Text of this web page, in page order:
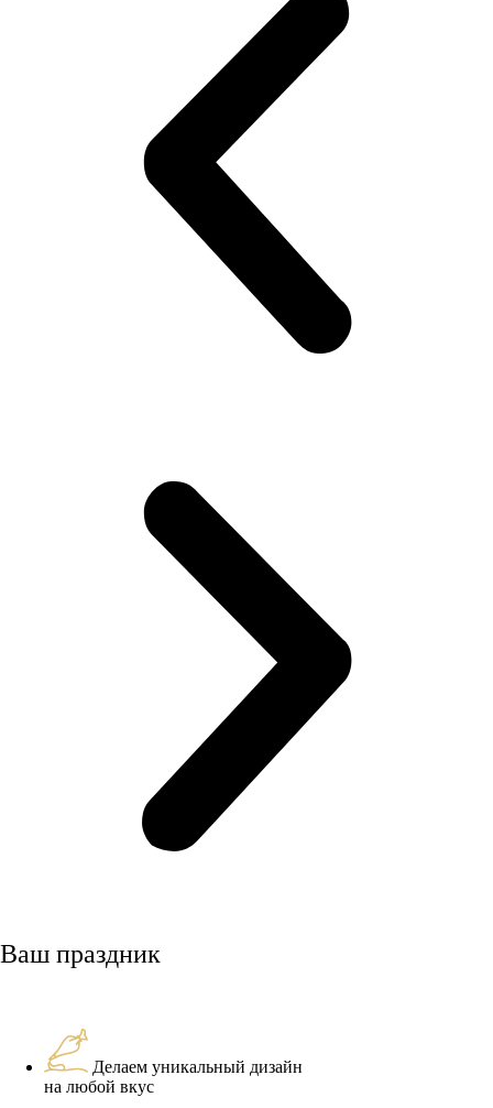
Ваш праздник
Делаем уникальный дизайн
на любой вкус